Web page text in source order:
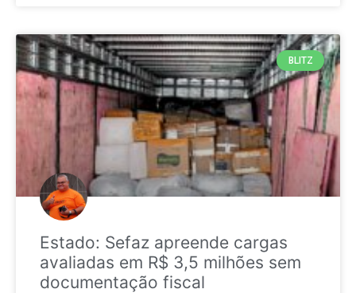
BLITZ
Estado: Sefaz apreende cargas
avaliadas em R$ 3,5 milhões sem
documentação fiscal